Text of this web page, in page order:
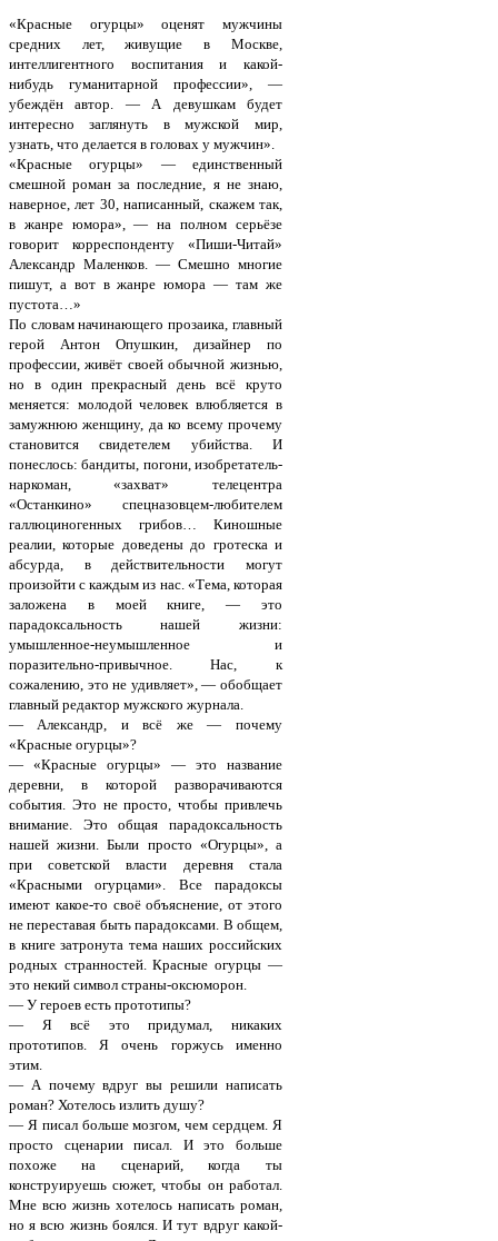
«Красные огурцы» оценят мужчины
средних лет, живущие в Москве,
интеллигентного воспитания и какой-
нибудь гуманитарной профессии», —
убеждён автор. — А девушкам будет
интересно заглянуть в мужской мир,
узнать, что делается в головах у мужчин».
«Красные огурцы» — единственный
смешной роман за последние, я не знаю,
наверное, лет 30, написанный, скажем так,
в жанре юмора», — на полном серьёзе
говорит корреспонденту «Пиши-Читай»
Александр Маленков. — Смешно многие
пишут, а вот в жанре юмора — там же
пустота…»
По словам начинающего прозаика, главный
герой Антон Опушкин, дизайнер по
профессии, живёт своей обычной жизнью,
но в один прекрасный день всё круто
меняется: молодой человек влюбляется в
замужнюю женщину, да ко всему прочему
становится свидетелем убийства. И
понеслось: бандиты, погони, изобретатель-
наркоман, «захват» телецентра
«Останкино» спецназовцем-любителем
галлюциногенных грибов… Киношные
реалии, которые доведены до гротеска и
абсурда, в действительности могут
произойти с каждым из нас. «Тема, которая
заложена в моей книге, — это
парадоксальность нашей жизни:
умышленное-неумышленное и
поразительно-привычное. Нас, к
сожалению, это не удивляет», — обобщает
главный редактор мужского журнала.
— Александр, и всё же — почему
«Красные огурцы»?
— «Красные огурцы» — это название
деревни, в которой разворачиваются
события. Это не просто, чтобы привлечь
внимание. Это общая парадоксальность
нашей жизни. Были просто «Огурцы», а
при советской власти деревня стала
«Красными огурцами». Все парадоксы
имеют какое-то своё объяснение, от этого
не переставая быть парадоксами. В общем,
в книге затронута тема наших российских
родных странностей. Красные огурцы —
это некий символ страны-оксюморон.
— У героев есть прототипы?
— Я всё это придумал, никаких
прототипов. Я очень горжусь именно
этим.
— А почему вдруг вы решили написать
роман? Хотелось излить душу?
— Я писал больше мозгом, чем сердцем. Я
просто сценарии писал. И это больше
похоже на сценарий, когда ты
конструируешь сюжет, чтобы он работал.
Мне всю жизнь хотелось написать роман,
но я всю жизнь боялся. И тут вдруг какой-